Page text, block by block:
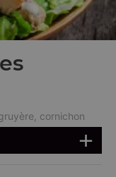
cornichon